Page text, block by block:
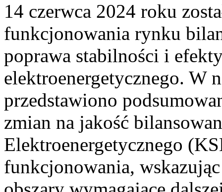
14 czerwca 2024 roku
funkcjonowania rynku
poprawa stabilności i
elektroenergetycznego. W
przedstawiono
zmian na jakość
Elektroenergetycznego
funkcjonowania,